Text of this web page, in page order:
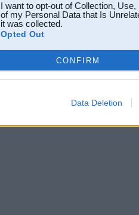
I want to opt-out of Collection,
of my Personal Data that Is
it was collected.
Opted Out
CONFIRM
Data Deletion